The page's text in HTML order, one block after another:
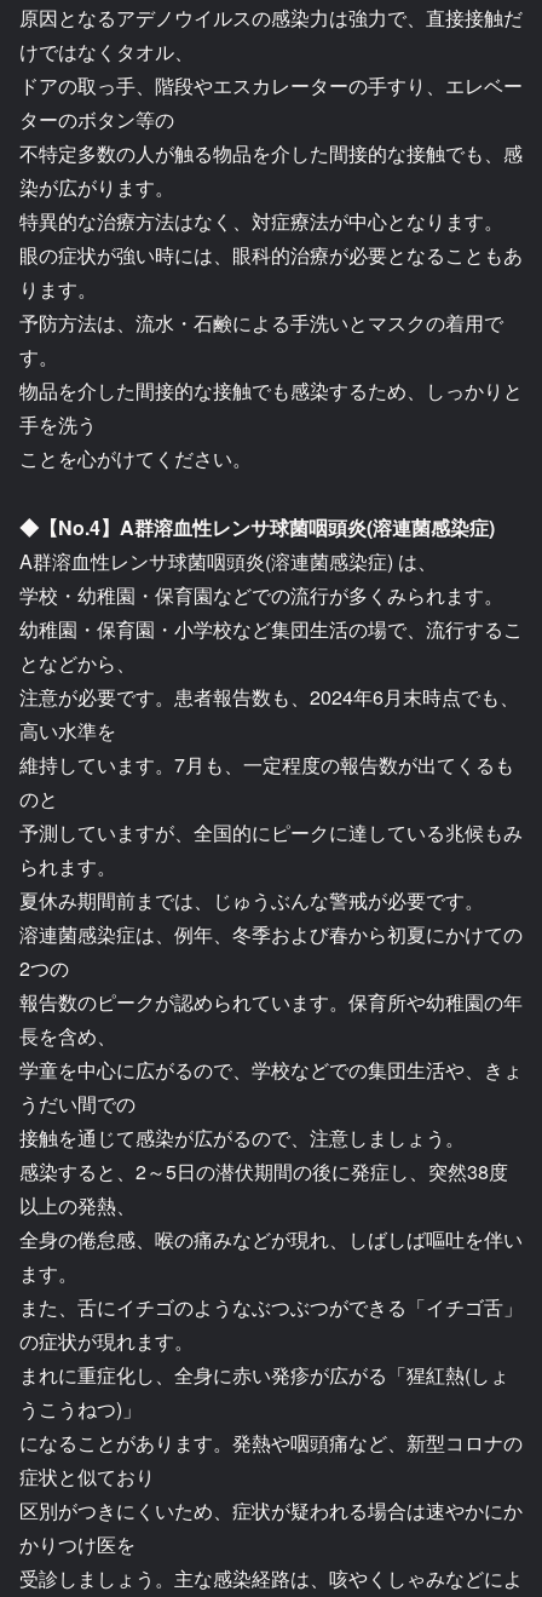
原因となるアデノウイルスの感染力は強力で、直接接触だ
けではなくタオル、
ドアの取っ手、階段やエスカレーターの手すり、エレベー
ターのボタン等の
不特定多数の人が触る物品を介した間接的な接触でも、感
染が広がります。
特異的な治療方法はなく、対症療法が中心となります。
眼の症状が強い時には、眼科的治療が必要となることもあ
ります。
予防方法は、流水・石鹸による手洗いとマスクの着用で
す。
物品を介した間接的な接触でも感染するため、しっかりと
手を洗う
ことを心がけてください。
◆【No.4】A群溶血性レンサ球菌咽頭炎(溶連菌感染症)
A群溶血性レンサ球菌咽頭炎(溶連菌感染症) は、
学校・幼稚園・保育園などでの流行が多くみられます。
幼稚園・保育園・小学校など集団生活の場で、流行するこ
となどから、
注意が必要です。患者報告数も、2024年6月末時点でも、
高い水準を
維持しています。7月も、一定程度の報告数が出てくるも
のと
予測していますが、全国的にピークに達している兆候もみ
られます。
夏休み期間前までは、じゅうぶんな警戒が必要です。
溶連菌感染症は、例年、冬季および春から初夏にかけての
2つの
報告数のピークが認められています。保育所や幼稚園の年
長を含め、
学童を中心に広がるので、学校などでの集団生活や、きょ
うだい間での
接触を通じて感染が広がるので、注意しましょう。
感染すると、2～5日の潜伏期間の後に発症し、突然38度
以上の発熱、
全身の倦怠感、喉の痛みなどが現れ、しばしば嘔吐を伴い
ます。
また、舌にイチゴのようなぶつぶつができる「イチゴ舌」
の症状が現れます。
まれに重症化し、全身に赤い発疹が広がる「猩紅熱(しょ
うこうねつ)」
になることがあります。発熱や咽頭痛など、新型コロナの
症状と似ており
区別がつきにくいため、症状が疑われる場合は速やかにか
かりつけ医を
受診しましょう。主な感染経路は、咳やくしゃみなどによ